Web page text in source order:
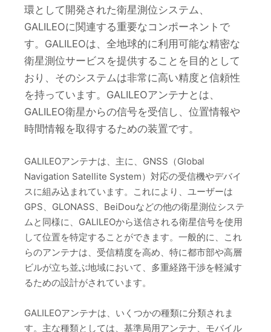
環として開発された衛星測位システム、
GALILEOに関連する重要なコンポーネントで
す。GALILEOは、全地球的に利用可能な精密な
衛星測位サービスを提供することを目的として
おり、そのシステムは非常に高い精度と信頼性
を持っています。GALILEOアンテナとは、
GALILEO衛星からの信号を受信し、位置情報や
時間情報を取得するための装置です。
GALILEOアンテナは、主に、GNSS（Global
Navigation Satellite System）対応の受信機やデバイ
スに組み込まれています。これにより、ユーザーは
GPS、GLONASS、BeiDouなどの他の衛星測位システ
ムと同様に、GALILEOから送信される衛星信号を使用
して位置を特定することができます。一般的に、これ
らのアンテナは、受信精度を高め、特に都市部や高層
ビルが立ち並ぶ地域において、多重経路干渉を軽減す
るための設計がされています。
GALILEOアンテナは、いくつかの種類に分類されま
す。主な種類としては、基準局用アンテナ、モバイル